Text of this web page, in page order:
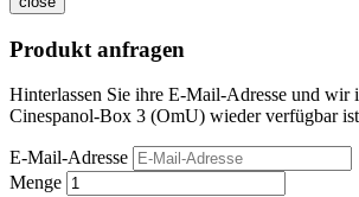
Produkt anfragen
Hinterlassen Sie ihre E-Mail-Adresse und wir
Cinespanol-Box 3 (OmU) wieder verfügbar
E-Mail-Adresse
Menge